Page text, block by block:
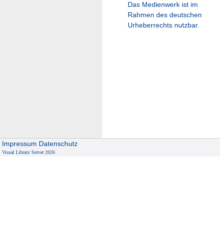
Das Medienwerk ist im
Rahmen des deutschen
Urheberrechts nutzbar.
Impressum Datenschutz
Visual Library Server 2026